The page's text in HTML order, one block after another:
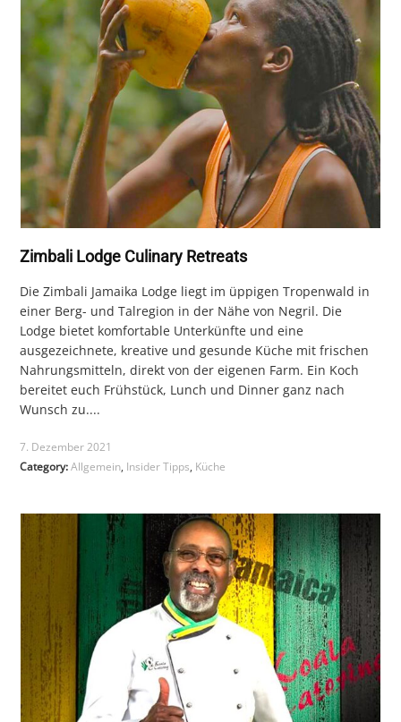
Zimbali Lodge Culinary Retreats
Die Zimbali Jamaika Lodge liegt im üppigen Tropenwald in
einer Berg- und Talregion in der Nähe von Negril. Die
Lodge bietet komfortable Unterkünfte und eine
ausgezeichnete, kreative und gesunde Küche mit frischen
Nahrungsmitteln, direkt von der eigenen Farm. Ein Koch
bereitet euch Frühstück, Lunch und Dinner ganz nach
Wunsch zu....
7. Dezember 2021
Category:Allgemein, Insider Tipps, Küche